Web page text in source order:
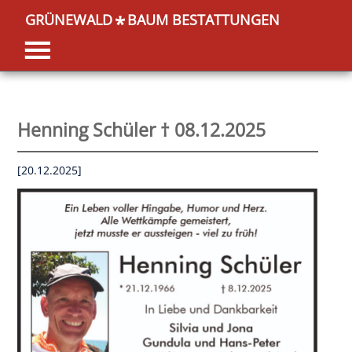
GRÜNEWALD*BAUM BESTATTUNGEN
Henning Schüler † 08.12.2025
[20.12.2025]